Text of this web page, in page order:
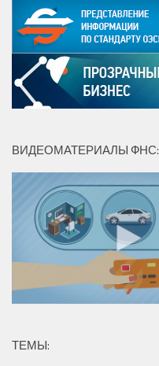
ВИДЕОМАТЕРИАЛЫ ФНС:
ТЕМЫ: